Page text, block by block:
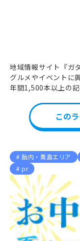
地域情報サイト『ガ
グルメやイベントに
年間1,500本以上の
この
胎内・粟島エリア
pr